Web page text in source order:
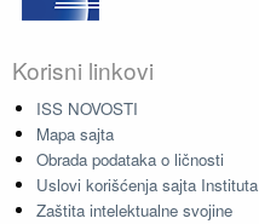
Korisni linkovi
ISS NOVOSTI
Mapa sajta
Obrada podataka o ličnosti
Uslovi korišćenja sajta Instituta
Zaštita intelektualne svojine